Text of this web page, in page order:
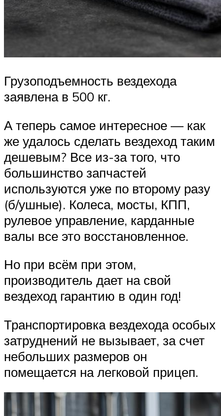
Грузоподъемность вездехода
заявлена в 500 кг.
А теперь самое интересное — как
же удалось сделать вездеход таким
дешевым? Все из-за того, что
большинство запчастей
используются уже по второму разу
(б/ушные). Колеса, мосты, КПП,
рулевое управление, карданные
валы все это восстановленное.
Но при всём при этом,
производитель дает на свой
вездеход гарантию в один год!
Транспортировка вездехода особых
затруднений не вызывает, за счет
небольших размеров он
помещается на легковой прицеп.